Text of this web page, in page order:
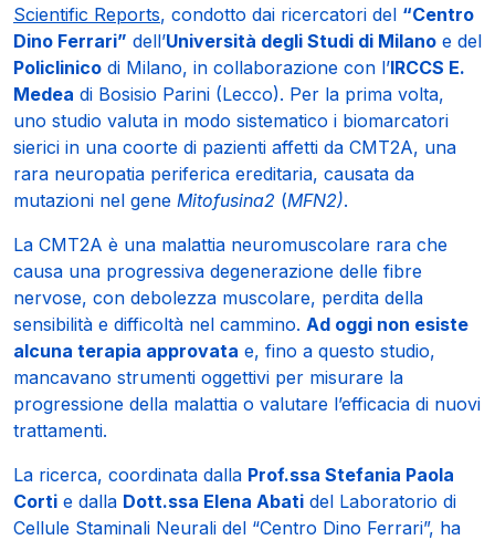
Scientific Reports, condotto dai ricercatori del “Centro
Dino Ferrari” dell’Università degli Studi di Milano e del
Policlinico di Milano, in collaborazione con l’IRCCS E.
Medea di Bosisio Parini (Lecco). Per la prima volta,
uno studio valuta in modo sistematico i biomarcatori
sierici in una coorte di pazienti affetti da CMT2A, una
rara neuropatia periferica ereditaria, causata da
mutazioni nel gene Mitofusina2 (MFN2).
La CMT2A è una malattia neuromuscolare rara che
causa una progressiva degenerazione delle fibre
nervose, con debolezza muscolare, perdita della
sensibilità e difficoltà nel cammino. Ad oggi non esiste
alcuna terapia approvata e, fino a questo studio,
mancavano strumenti oggettivi per misurare la
progressione della malattia o valutare l’efficacia di nuovi
trattamenti.
La ricerca, coordinata dalla Prof.ssa Stefania Paola
Corti e dalla Dott.ssa Elena Abati del Laboratorio di
Cellule Staminali Neurali del “Centro Dino Ferrari”, ha